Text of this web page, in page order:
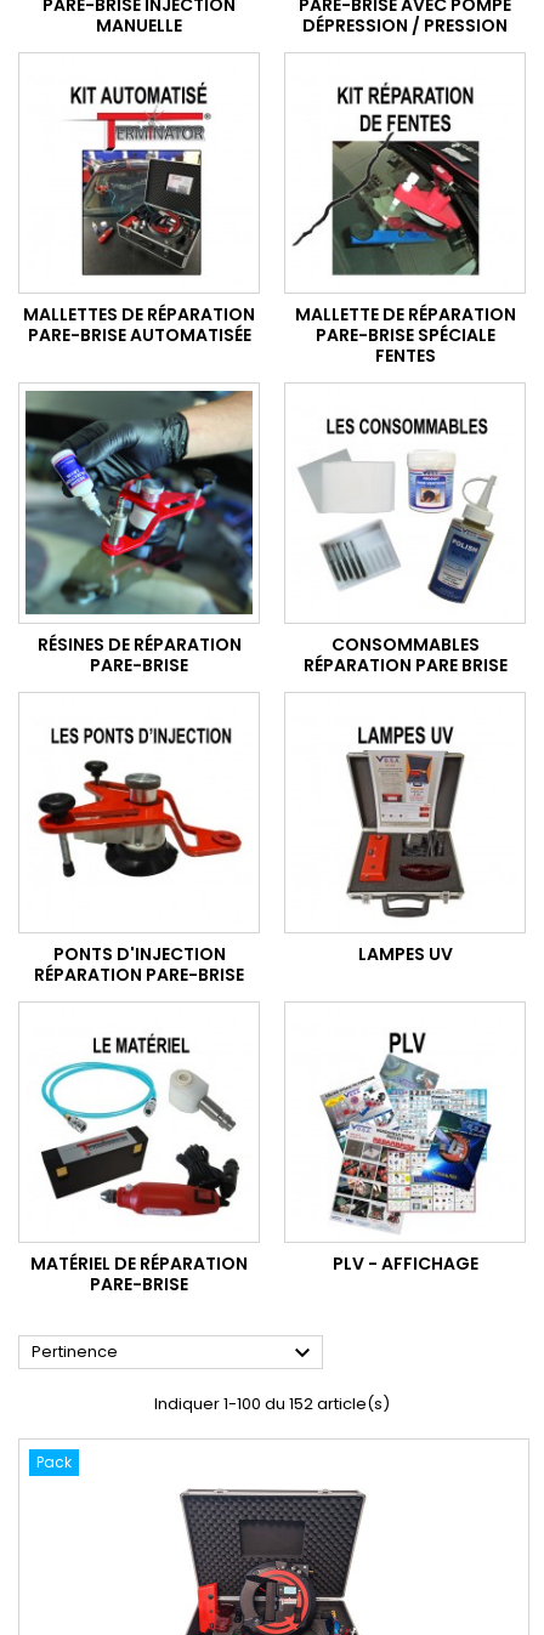
MANUELLE
DÉPRESSION / PRESSION
MALLETTES DE RÉPARATION
PARE-BRISE AUTOMATISÉE
MALLETTE DE RÉPARATION
PARE-BRISE SPÉCIALE
FENTES
RÉSINES DE RÉPARATION
PARE-BRISE
CONSOMMABLES
RÉPARATION PARE BRISE
PONTS D'INJECTION
RÉPARATION PARE-BRISE
LAMPES UV
MATÉRIEL DE RÉPARATION
PARE-BRISE
PLV - AFFICHAGE
Pertinence 
Indiquer 1-100 du 152 article(s)
Pack